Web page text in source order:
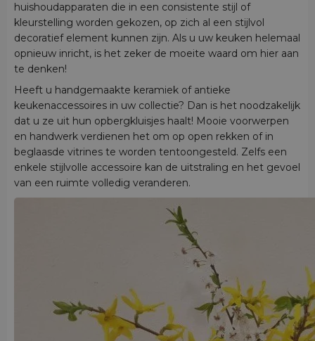
huishoudapparaten die in een consistente stijl of
kleurstelling worden gekozen, op zich al een stijlvol
decoratief element kunnen zijn. Als u uw keuken helemaal
opnieuw inricht, is het zeker de moeite waard om hier aan
te denken!
Heeft u handgemaakte keramiek of antieke
keukenaccessoires in uw collectie? Dan is het noodzakelijk
dat u ze uit hun opbergkluisjes haalt! Mooie voorwerpen
en handwerk verdienen het om op open rekken of in
beglaasde vitrines te worden tentoongesteld. Zelfs een
enkele stijlvolle accessoire kan de uitstraling en het gevoel
van een ruimte volledig veranderen.